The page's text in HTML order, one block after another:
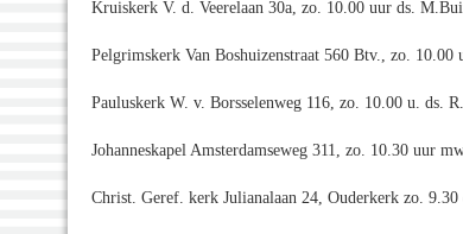
Kruiskerk V. d. Veerelaan 30a, zo. 10.00 uur ds.
Pelgrimskerk Van Boshuizenstraat 560 Btv., zo. 10.00
Pauluskerk W. v. Borsselenweg 116, zo. 10.00 u. ds.
Johanneskapel Amsterdamseweg 311, zo. 10.30 uur
Christ. Geref. kerk Julianalaan 24, Ouderkerk zo. 9.30